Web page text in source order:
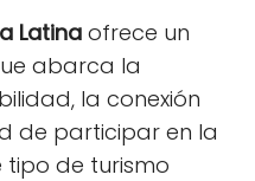
Latina ofrece un
abarca la
la conexión
de participar en la
tipo de turismo